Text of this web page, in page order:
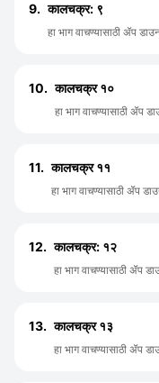
9. कालचक्र: ९
हा भाग वाचण्यासाठी ॲप
10. कालचक्र १०
हा भाग वाचण्यासाठी ॲप
11. कालचक्र ११
हा भाग वाचण्यासाठी ॲप
12. कालचक्र: १२
हा भाग वाचण्यासाठी ॲप
13. कालचक्र १३
हा भाग वाचण्यासाठी ॲप